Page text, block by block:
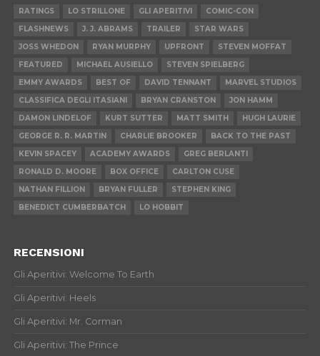
RATINGS LO STRILLONE GLI APERITIVI
COMIC-CON
FLASHNEWS
J. J. ABRAMS TRAILER
STAR WARS
JOSS WHEDON
RYAN MURPHY UPFRONT
STEVEN MOFFAT
FEATURED
MICHAEL AUSIELLO
STEVEN SPIELBERG
EMMY AWARDS
BEST OF DAVID TENNANT
MARVEL STUDIOS
CLASSIFICA DEGLI ITASIANI
BRYAN CRANSTON
JON HAMM
DAMON LINDELOF
KURT SUTTER MATT SMITH
HUGH LAURIE
GEORGE R. R. MARTIN
CHARLIE BROOKER
BACK TO THE PAST
KEVIN SPACEY
ACADEMY AWARDS
GREG BERLANTI
RONALD D. MOORE
BOX OFFICE
CARLTON CUSE
NATHAN FILLION
BRYAN FULLER
STEPHEN KING
BENEDICT CUMBERBATCH
LO HOBBIT
RECENSIONI
Gli Aperitivi: Welcome To Earth
Gli Aperitivi: Heels
Gli Aperitivi: Mr. Corman
Gli Aperitivi: The Prince